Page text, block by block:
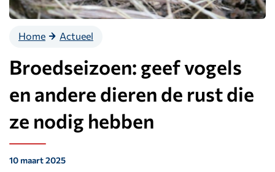
Home Actueel
Broedseizoen: geef vogels
en andere dieren de rust die
ze nodig hebben
Gepubliceerd
10 maart 2025